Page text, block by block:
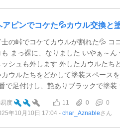
アピンでコケた💦カウル交換と
士の峠でコケてカウルが割れた💦 コ
も まっ裸に、なりました いやぁ～ん
ッシュも外します 外したカウルたち
カウルたちをどかして塗装スペース
で足付けし、艶ありブラックで塗装
度 11 0
0
年10月10日 17:04
char_Aznableさん